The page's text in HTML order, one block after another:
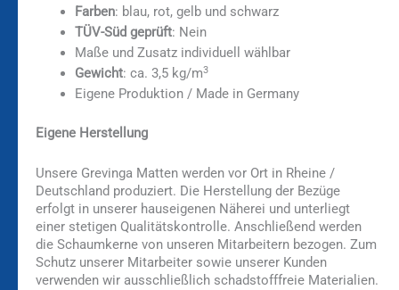
Farben: blau, rot, gelb und schwarz
TÜV-Süd geprüft: Nein
Maße und Zusatz individuell wählbar
Gewicht: ca. 3,5 kg/m3
Eigene Produktion / Made in Germany
Eigene Herstellung
Unsere Grevinga Matten werden vor Ort in Rheine /
Deutschland produziert. Die Herstellung der Bezüge
erfolgt in unserer hauseigenen Näherei und unterliegt
einer stetigen Qualitätskontrolle. Anschließend werden
die Schaumkerne von unseren Mitarbeitern bezogen. Zum
Schutz unserer Mitarbeiter sowie unserer Kunden
verwenden wir ausschließlich schadstofffreie Materialien.